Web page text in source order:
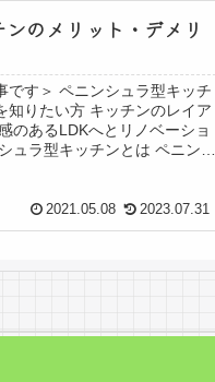
のメリット・デメリ
です＞ ペニンシュラ型キッチ
知りたい方 キッチンのレイア
のあるLDKへとリノベーショ
ュラ型キッチンとは ペニンシ
2021.05.08 2023.07.31